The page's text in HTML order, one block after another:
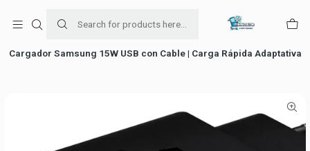
+56954787534
Cargador Samsung 15W USB con Cable | Carga Rápida Adaptativa